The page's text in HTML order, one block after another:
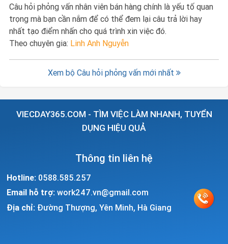
Câu hỏi phỏng vấn nhân viên bán hàng chính là yếu tố quan
trọng mà bạn cần nắm để có thể đem lại câu trả lời hay
nhất tạo điểm nhấn cho quá trình xin việc đó.
Theo chuyên gia: Linh Anh Nguyễn
Xem bộ Câu hỏi phỏng vấn mới nhất
VIECDAY365.COM - TÌM VIỆC LÀM NHANH, TUYỂN
DỤNG HIỆU QUẢ
Thông tin liên hệ
Hotline: 0588.585.257
Email hỗ trợ: work247.vn@gmail.com
Địa chỉ: Đường Thượng, Yên Minh, Hà Giang